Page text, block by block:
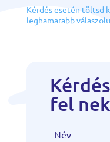
Kérdés esetén töltsd
leghamarabb
fel
Név